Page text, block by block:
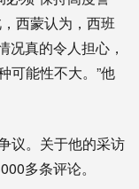
西蒙认为，西班
况真的令人担心，
可能性不大。”他
议。关于他的采访
多条评论。